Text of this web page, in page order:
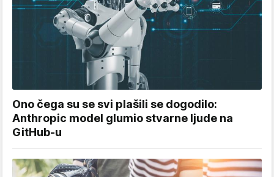
Ono čega su se svi plašili se dogodilo:
Anthropic model glumio stvarne ljude na
GitHub-u